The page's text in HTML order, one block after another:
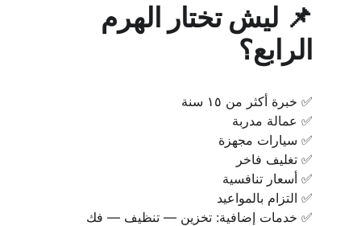
📌 ليش تختار الهرم
الرابع؟
✅ خبرة أكثر من ١٥ سنة
✅ عمالة مدربة
✅ سيارات مجهزة
✅ تغليف فاخر
✅ أسعار تنافسية
✅ التزام بالمواعيد
✅ خدمات إضافية: تخزين — تنظيف — فك